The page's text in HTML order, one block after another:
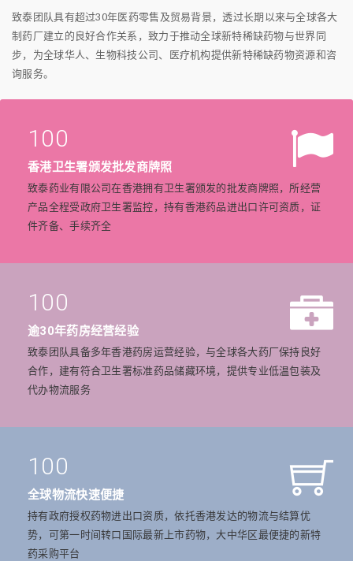
致泰团队具有超过30年医药零售及贸易背景，透过长期以来与全球各大
制药厂建立的良好合作关系，致力于推动全球新特稀缺药物与世界同
步，为全球华人、生物科技公司、医疗机构提供新特稀缺药物资源和咨
询服务。
100
香港卫生署颁发批发商牌照
致泰药业有限公司在香港拥有卫生署颁发的批发商牌照，所经营
产品全程受政府卫生署监控，持有香港药品进出口许可资质，证
件齐备、手续齐全
100
逾30年药房经营经验
致泰团队具备多年香港药房运营经验，与全球各大药厂保持良好
合作，建有符合卫生署标准药品储藏环境，提供专业低温包装及
代办物流服务
100
全球物流快速便捷
持有政府授权药物进出口资质，依托香港发达的物流与结算优
势，可第一时间转口国际最新上市药物，大中华区最便捷的新特
药采购平台